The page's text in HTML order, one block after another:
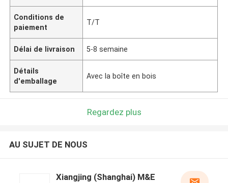
Conditions de
paiement
T/T
Délai de livraison 5-8 semaine
Détails
d'emballage
Avec la boîte en bois
Regardez plus
AU SUJET DE NOUS
Xiangjing (Shanghai) M&E